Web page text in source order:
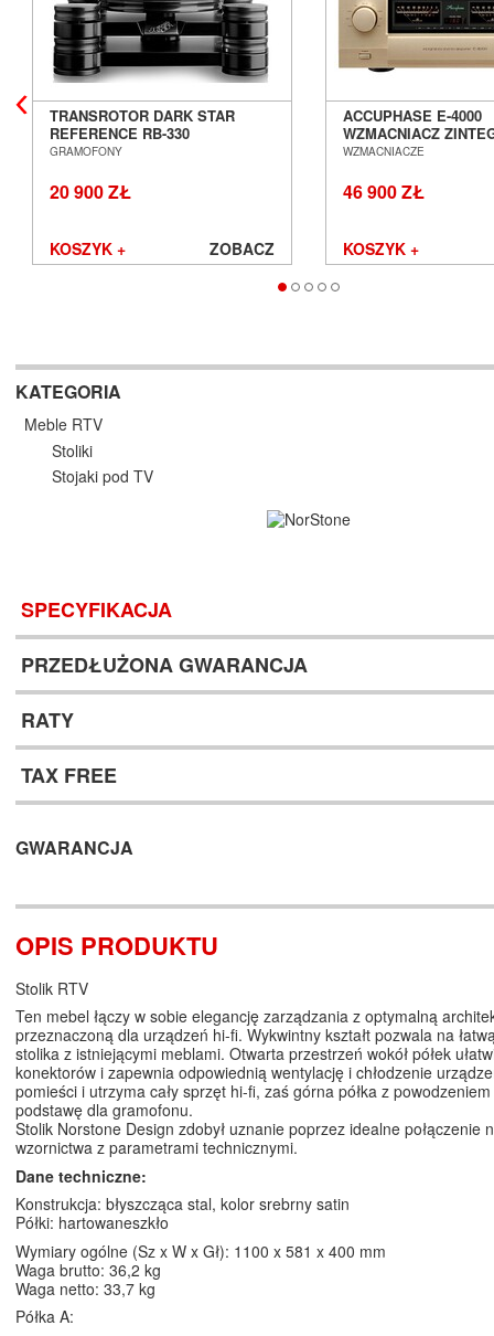
TRANSROTOR DARK STAR
REFERENCE RB-330
GRAMOFON ANALOGOWY
GRAMOFONY
20 900 ZŁ
KOSZYK + ZOBACZ
ACCUPHASE E-4000
WZMACNIACZ
SALON POZNAŃ
WZMACNIACZE
46 900 ZŁ
KOSZYK +
KATEGORIA
Meble RTV
Stoliki
Stojaki pod TV
SPECYFIKACJA
PRZEDŁUŻONA GWARANCJA
RATY
TAX FREE
GWARANCJA
OPIS PRODUKTU
Stolik RTV
Ten mebel łączy w sobie elegancję zarządzania z optymalną
przeznaczoną dla urządzeń hi-fi. Wykwintny kształt pozwala na
stolika z istniejącymi meblami. Otwarta przestrzeń wokół półek
konektorów i zapewnia odpowiednią wentylację i chłodzenie
pomieści i utrzyma cały sprzęt hi-fi, zaś górna półka z powodzeniem
podstawę dla gramofonu.
Stolik Norstone Design zdobył uznanie poprzez idealne połączenie
wzornictwa z parametrami technicznymi.
Dane techniczne:
Konstrukcja: błyszcząca stal, kolor srebrny satin
Półki: hartowaneszkło
Wymiary ogólne (Sz x W x Gł): 1100 x 581 x 400 mm
Waga brutto: 36,2 kg
Waga netto: 33,7 kg
Półka A: